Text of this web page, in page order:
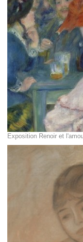
Exposition Renoir et